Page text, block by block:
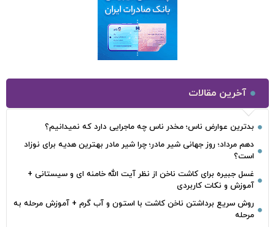
آخرین مقالات
بدترین عوارض ناس؛ مخدر ناس چه ماجرایی دارد که نمیدانیم؟
دهم مرداد؛ روز جهانی شیر مادر؛ چرا شیر مادر بهترین هدیه برای نوزاد
است؟
غسل جبیره برای کاشت ناخن از نظر آیت الله خامنه ای و سیستانی +
آموزش و نکات کاربردی
روش سریع برداشتن ناخن کاشت با استون و آب گرم + آموزش مرحله به
مرحله